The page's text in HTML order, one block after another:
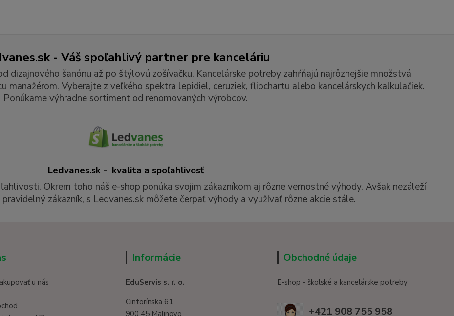
- Váš spoľahlivý partner pre kanceláriu
dizajnového šanónu až po štýlovú zošívačku. Kancelárske potreby zahŕňajú najrôznejšie množstvá
manažérom. Vyberajte z veľkého spektra lepidiel, ceruziek, flipchartu alebo kancelárskych kalkulačiek.
Ponúkame výhradne sortiment od renomovaných výrobcov.
Ledvanes.sk - kvalita a spoľahlivosť
Okrem toho náš e-shop ponúka svojim zákazníkom aj rôzne vernostné výhody. Avšak nezáleží
zákazník, s Ledvanes.sk môžete čerpať výhody a využívať rôzne akcie stále.
u nás
Informácie
EduServis s. r. o.
Cintorínska 61
900 45 Malinovo
Obchodné údaje
E-shop - školské a kancelárske potreby
+421 908 755 958